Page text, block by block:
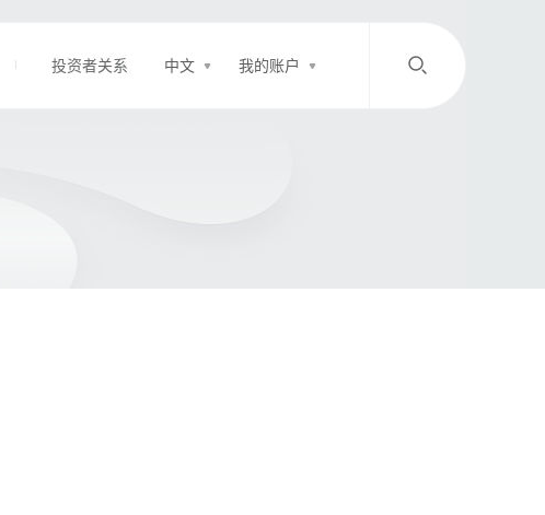
投资者关系 中文 我的账户
/